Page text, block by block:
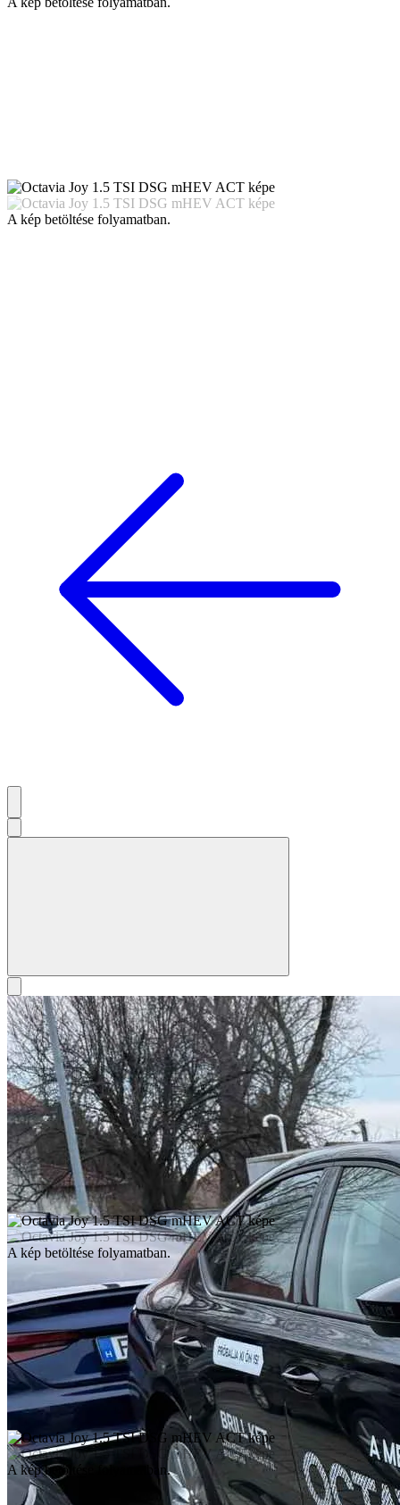
A kép betöltése folyamatban.
A kép betöltése folyamatban.
A kép betöltése folyamatban.